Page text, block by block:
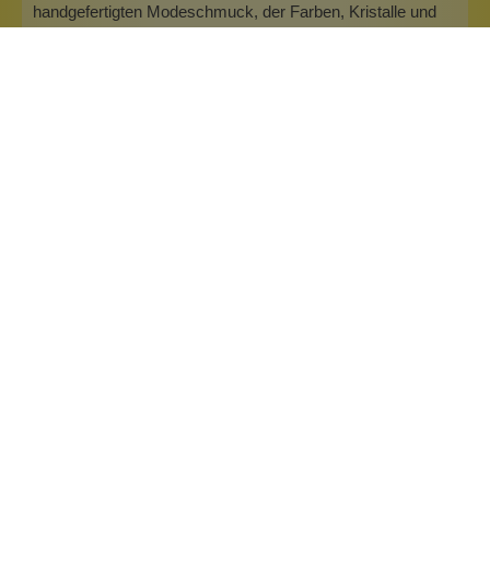
handgefertigten Modeschmuck, der Farben, Kristalle und